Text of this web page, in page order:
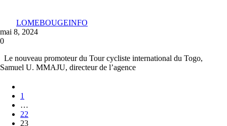
LOMEBOUGEINFO
mai 8, 2024
0
Le nouveau promoteur du Tour cycliste international du Togo,
Samuel U. MMAJU, directeur de l’agence
1
…
22
23